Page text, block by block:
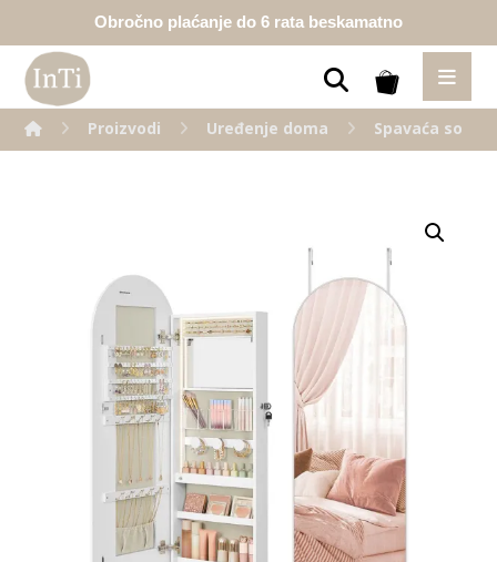
Obročno plaćanje do 6 rata beskamatno
Proizvodi Uređenje doma Spavaća soba